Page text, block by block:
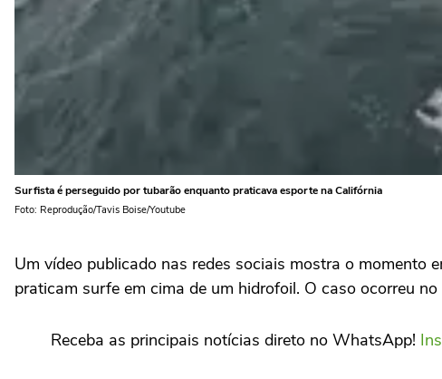
Surfista é perseguido por tubarão enquanto praticava esporte na Califórnia
Foto: Reprodução/Tavis Boise/Youtube
Um vídeo publicado nas redes sociais mostra o momento
praticam surfe em cima de um hidrofoil. O caso ocorreu
Receba as principais notícias direto no WhatsApp!